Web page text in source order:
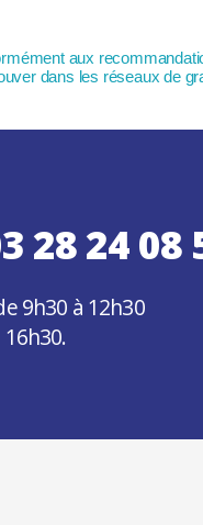
aux
dans les réseaux de
28 24 08
9h30 à 12h30